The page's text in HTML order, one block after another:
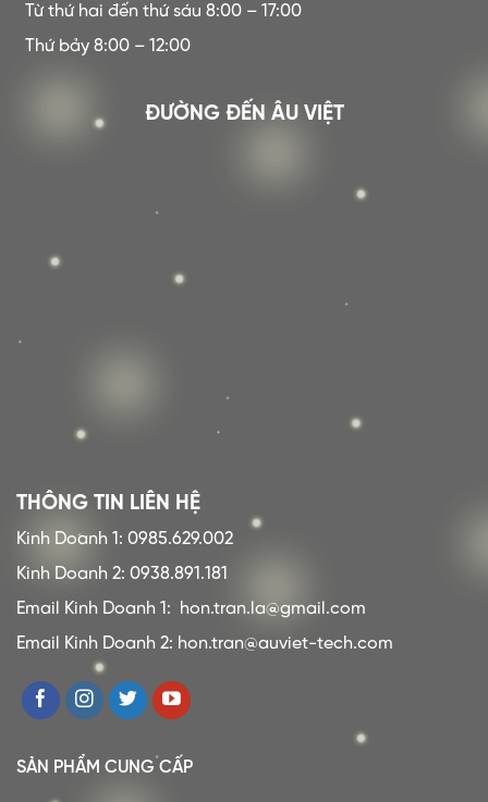
Từ thứ hai đến thứ sáu 8:00 – 17:00
Thứ bảy 8:00 – 12:00
ĐƯỜNG ĐẾN ÂU VIỆT
THÔNG TIN LIÊN HỆ
Kinh Doanh 1: 0985.629.002
Kinh Doanh 2: 0938.891.181
Email Kinh Doanh 1:
hon.tran.la@gmail.com
Email Kinh Doanh 2: hon.tran@auviet-tech.com
SẢN PHẨM CUNG CẤP